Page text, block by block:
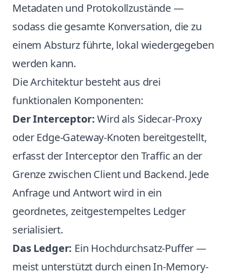
Metadaten und Protokollzustände —
sodass die gesamte Konversation, die zu
einem Absturz führte, lokal wiedergegeben
werden kann.
Die Architektur besteht aus drei
funktionalen Komponenten:
Der Interceptor:Wird als Sidecar-Proxy
oder Edge-Gateway-Knoten bereitgestellt,
erfasst der Interceptor den Traffic an der
Grenze zwischen Client und Backend. Jede
Anfrage und Antwort wird in ein
geordnetes, zeitgestempeltes Ledger
serialisiert.
Das Ledger: Ein Hochdurchsatz-Puffer —
meist unterstützt durch einen In-Memory-